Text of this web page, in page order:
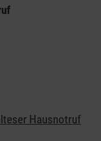
allein
zu Hause
Gerät kann
getragen
zum
Hausnotruf